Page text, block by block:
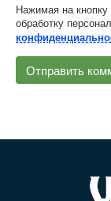
Нажимая на
обработку